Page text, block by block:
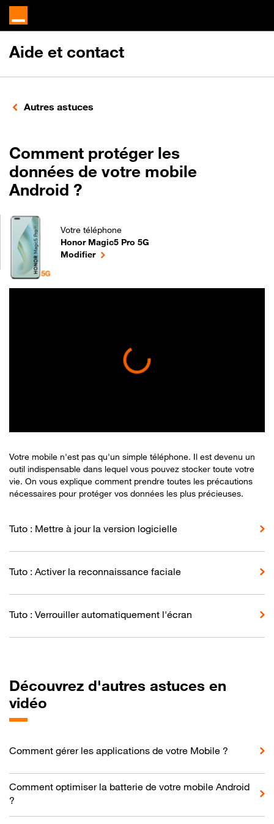
Aide et contact
Autres astuces
Comment protéger les
données de votre mobile
Android ?
Votre téléphone
Honor Magic5 Pro 5G
Comment protéger les données de votre mobile
Modifierle téléphone sélectionné
Votre mobile n'est pas qu'un simple téléphone. Il est devenu un
outil indispensable dans lequel vous pouvez stocker toute votre
vie. On vous explique comment prendre toutes les précautions
nécessaires pour protéger vos données les plus précieuses.
Tuto : Mettre à jour la version logicielle
Tuto : Activer la reconnaissance faciale
Tuto : Verrouiller automatiquement l'écran
Découvrez d'autres astuces en
vidéo
Comment gérer les applications de votre Mobile ?
Comment optimiser la batterie de votre mobile Android
?